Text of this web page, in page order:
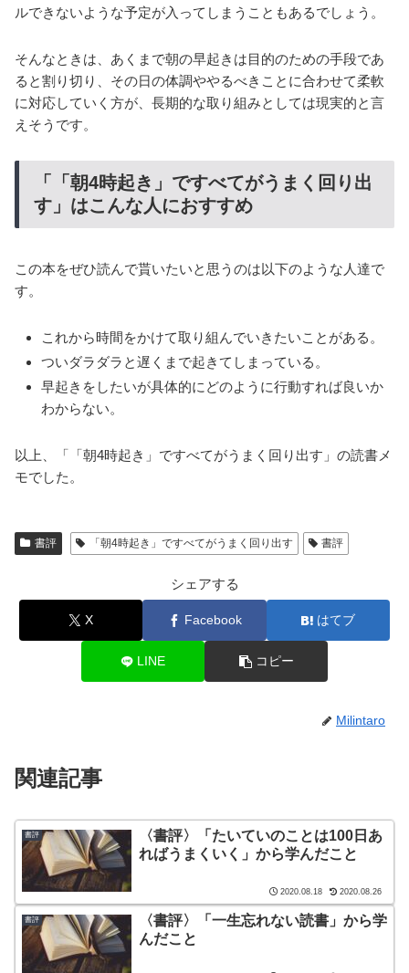
ルできないような予定が入ってしまうこともあるでしょう。
そんなときは、あくまで朝の早起きは目的のための手段であ
ると割り切り、その日の体調ややるべきことに合わせて柔軟
に対応していく方が、長期的な取り組みとしては現実的と言
えそうです。
「「朝4時起き」ですべてがうまく回り出
す」はこんな人におすすめ
この本をぜひ読んで貰いたいと思うのは以下のような人達で
す。
これから時間をかけて取り組んでいきたいことがある。
ついダラダラと遅くまで起きてしまっている。
早起きをしたいが具体的にどのように行動すれば良いか
わからない。
以上、「「朝4時起き」ですべてがうまく回り出す」の読書メ
モでした。
書評 「朝4時起き」ですべてがうまく回り出す 書評
シェアする
X Facebook はてブ
LINE コピー
Milintaro
関連記事
書評
〈書評〉「たいていのことは100日あ
ればうまくいく」から学んだこと
2020.08.18 2020.08.26
書評
〈書評〉「一生忘れない読書」から学
んだこと